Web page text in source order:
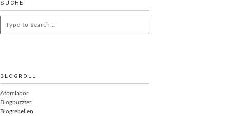
SUCHE
for:
BLOGROLL
Atomlabor
Blogbuzzter
Blogrebellen